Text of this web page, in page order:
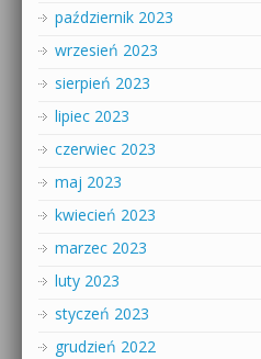
październik 2023
wrzesień 2023
sierpień 2023
lipiec 2023
czerwiec 2023
maj 2023
kwiecień 2023
marzec 2023
luty 2023
styczeń 2023
grudzień 2022